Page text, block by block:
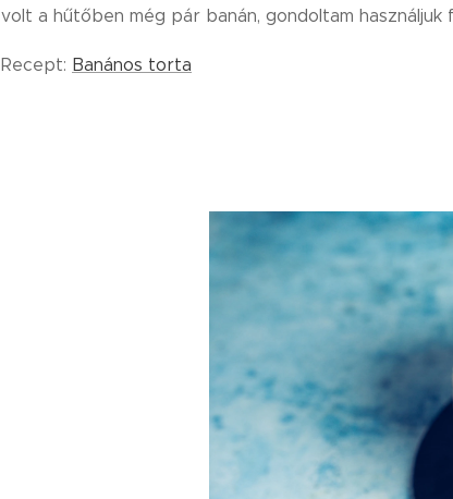
volt a hűtőben még pár banán, gondoltam használjuk
Recept: Banános torta